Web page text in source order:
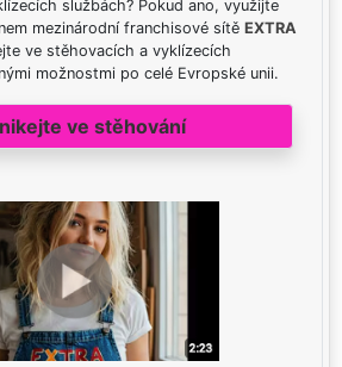
službách? Pokud ano, využijte
mezinárodní franchisové sítě EXTRA
ve stěhovacích a vyklízecích
možnostmi po celé Evropské unii.
ve stěhování